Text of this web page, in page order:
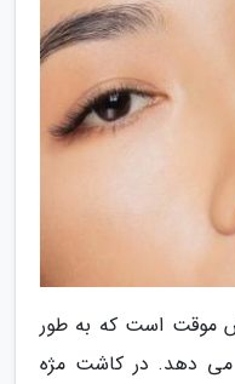
موقت است که به طور
می دهد. در کاشت مژه